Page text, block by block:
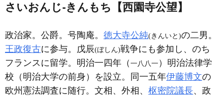
さいおんじ‐きんもち【西園寺公望】
政治家。公爵。号陶庵。 徳大寺公純(きんいと)の二男。
王政復古に参与。戊辰(ぼしん)戦争にも参加し、のち
フランスに留学。明治一四年（一八八一）明治法律学
校（明治大学の前身）を設立。同一五年伊藤博文の
欧州憲法調査に随行。文相、外相、 枢密院議長、政